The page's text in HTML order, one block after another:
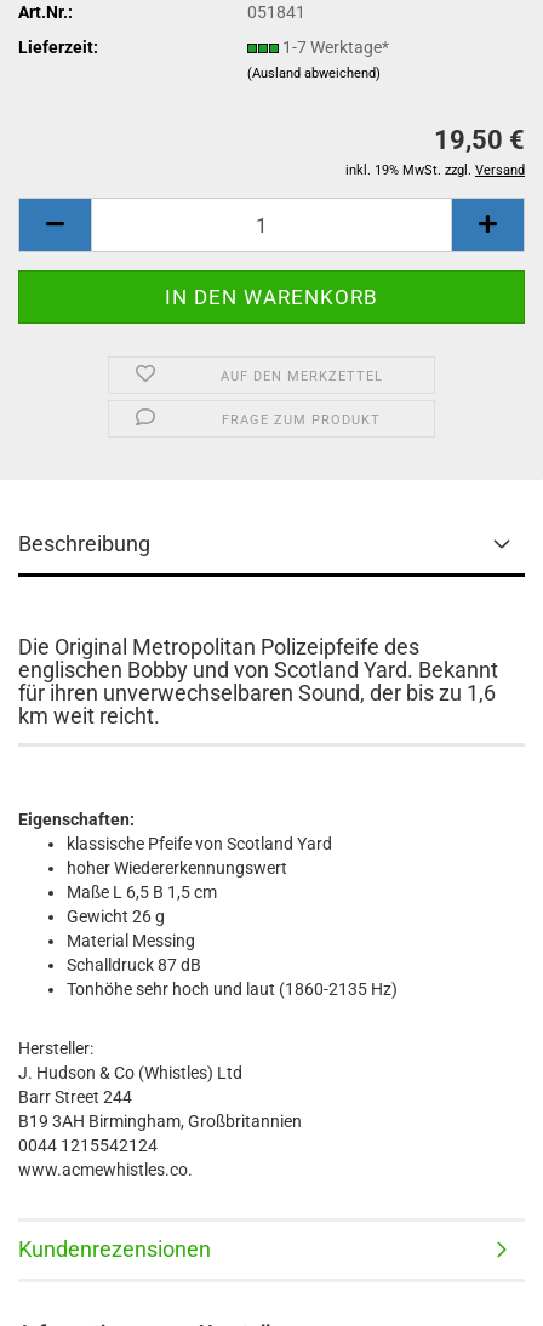
Art.Nr.:
051841
Lieferzeit:
1-7 Werktage*
(Ausland abweichend)
19,50 €
inkl. 19% MwSt. zzgl. Versand
AUF DEN MERKZETTEL
FRAGE ZUM PRODUKT
Beschreibung
Die Original Metropolitan Polizeipfeife des
englischen Bobby und von Scotland Yard. Bekannt
für ihren unverwechselbaren Sound, der bis zu 1,6
km weit reicht.
Eigenschaften:
klassische Pfeife von Scotland Yard
hoher Wiedererkennungswert
Maße L 6,5 B 1,5 cm
Gewicht 26 g
Material Messing
Schalldruck 87 dB
Tonhöhe sehr hoch und laut (1860-2135 Hz)
Hersteller:
J. Hudson & Co (Whistles) Ltd
Barr Street 244
B19 3AH Birmingham, Großbritannien
0044 1215542124
www.acmewhistles.co.
Kundenrezensionen